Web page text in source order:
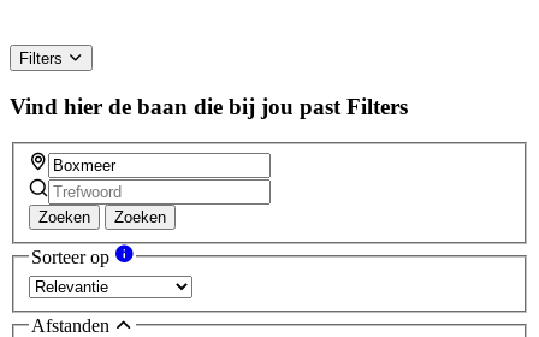
Filters
Vind hier de baan die bij jou past Filters
Zoeken Zoeken
Sorteer op
Afstanden